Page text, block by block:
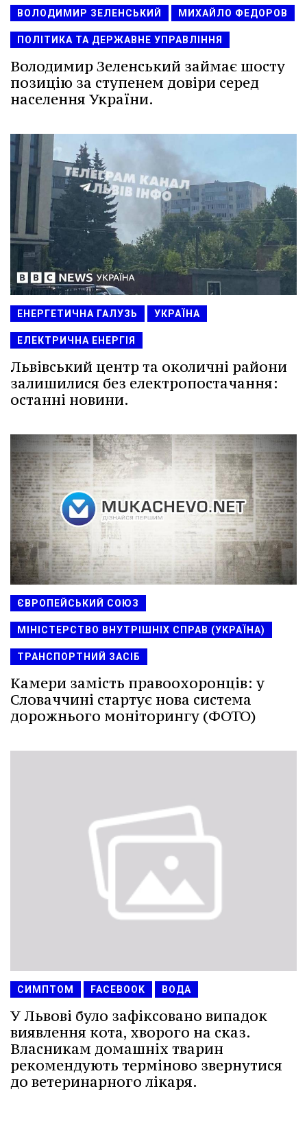
ВОЛОДИМИР ЗЕЛЕНСЬКИЙ МИХАЙЛО ФЕДОРОВ
ПОЛІТИКА ТА ДЕРЖАВНЕ УПРАВЛІННЯ
Володимир Зеленський займає шосту
позицію за ступенем довіри серед
населення України.
ЕНЕРГЕТИЧНА ГАЛУЗЬ УКРАЇНА
ЕЛЕКТРИЧНА ЕНЕРГІЯ
Львівський центр та околичні райони
залишилися без електропостачання:
останні новини.
ЄВРОПЕЙСЬКИЙ СОЮЗ
МІНІСТЕРСТВО ВНУТРІШНІХ СПРАВ (УКРАЇНА)
ТРАНСПОРТНИЙ ЗАСІБ
Камери замість правоохоронців: у
Словаччині стартує нова система
дорожнього моніторингу (ФОТО)
СИМПТОМ FACEBOOK ВОДА
У Львові було зафіксовано випадок
виявлення кота, хворого на сказ.
Власникам домашніх тварин
рекомендують терміново звернутися
до ветеринарного лікаря.